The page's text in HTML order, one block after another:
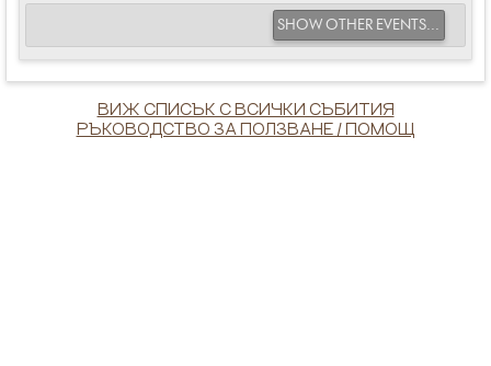
SHOW OTHER EVENTS...
ВИЖ СПИСЪК С ВСИЧКИ СЪБИТИЯ
РЪКОВОДСТВО ЗА ПОЛЗВАНЕ / ПОМОЩ